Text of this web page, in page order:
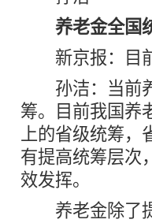
养老金全国统
新京报：目前
孙洁：当前养
筹。目前我国养
上的省级统筹，
有提高统筹层次
效发挥。
养老金除了提